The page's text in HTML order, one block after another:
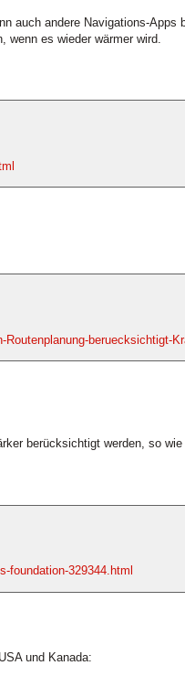
auch andere Navigations-Apps
es wieder wärmer wird.
beruecksichtigt-
berücksichtigt werden, so wie
foundation-329344.html
und Kanada: